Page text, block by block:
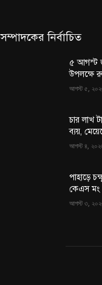
সম্পাদকের নির্বাচিত
৫ আগস্ট
উপলক্ষে
আগস্ট ৫,
চার লাখ
ব্যয়,
আগস্ট ৪,
পাহাড়ে
কেএস মং
আগস্ট ৩,